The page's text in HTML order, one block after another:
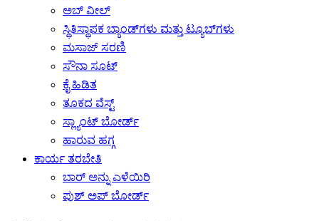
ಅಬ್ ವೀಲ್
ಸ್ಥಿತಿಸ್ಥಾಪಕ ಬ್ಯಾಂಡ್‌ಗಳು ಮತ್ತು ಟ್ಯೂಬ್‌ಗಳು
ಮಸಾಜ್ ಸರಣಿ
ಸೌನಾ ಸೂಟ್
ಕೈ ಹಿಡಿತ
ತೂಕದ ವೆಸ್ಟ್
ಸ್ಲ್ಯಾಂಟ್ ಬೋರ್ಡ್
ಹಾರುವ ಹಗ್ಗ
ಕಾರ್ಯ ತರಬೇತಿ
ಬಾರ್ ಅನ್ನು ಎಳೆಯಿರಿ
ಪುಶ್ ಅಪ್ ಬೋರ್ಡ್